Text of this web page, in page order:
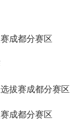
成都分赛区
拔赛成都分赛区
成都分赛区